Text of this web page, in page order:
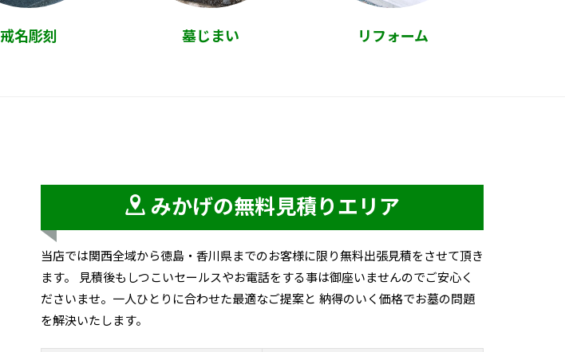
戒名彫刻 墓じまい リフォーム
みかげの無料見積りエリア
当店では関西全域から徳島・香川県までのお客様に限り無料出張見積をさせて頂き
ます。 見積後もしつこいセールスやお電話をする事は御座いませんのでご安心く
ださいませ。一人ひとりに合わせた最適なご提案と 納得のいく価格でお墓の問題
を解決いたします。